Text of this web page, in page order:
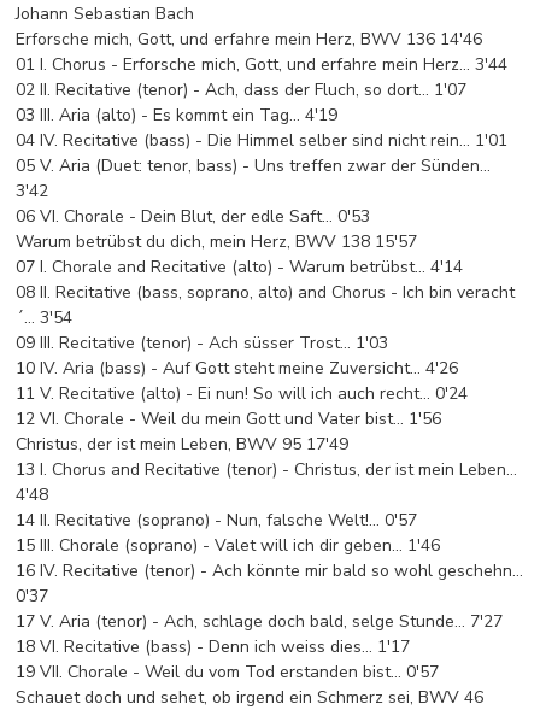
Johann Sebastian Bach
Erforsche mich, Gott, und erfahre mein Herz, BWV 136 14'46
01 I. Chorus - Erforsche mich, Gott, und erfahre mein Herz... 3'44
02 II. Recitative (tenor) - Ach, dass der Fluch, so dort... 1'07
03 III. Aria (alto) - Es kommt ein Tag… 4'19
04 IV. Recitative (bass) - Die Himmel selber sind nicht rein... 1'01
05 V. Aria (Duet: tenor, bass) - Uns treffen zwar der Sünden...
3'42
06 VI. Chorale - Dein Blut, der edle Saft… 0'53
Warum betrübst du dich, mein Herz, BWV 138 15'57
07 I. Chorale and Recitative (alto) - Warum betrübst... 4'14
08 II. Recitative (bass, soprano, alto) and Chorus - Ich bin veracht
´... 3'54
09 III. Recitative (tenor) - Ach süsser Trost… 1'03
10 IV. Aria (bass) - Auf Gott steht meine Zuversicht… 4'26
11 V. Recitative (alto) - Ei nun! So will ich auch recht... 0'24
12 VI. Chorale - Weil du mein Gott und Vater bist… 1'56
Christus, der ist mein Leben, BWV 95 17'49
13 I. Chorus and Recitative (tenor) - Christus, der ist mein Leben...
4'48
14 II. Recitative (soprano) - Nun, falsche Welt!… 0'57
15 III. Chorale (soprano) - Valet will ich dir geben… 1'46
16 IV. Recitative (tenor) - Ach könnte mir bald so wohl geschehn...
0'37
17 V. Aria (tenor) - Ach, schlage doch bald, selge Stunde... 7'27
18 VI. Recitative (bass) - Denn ich weiss dies… 1'17
19 VII. Chorale - Weil du vom Tod erstanden bist… 0'57
Schauet doch und sehet, ob irgend ein Schmerz sei, BWV 46